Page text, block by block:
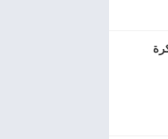
2 مهكرة